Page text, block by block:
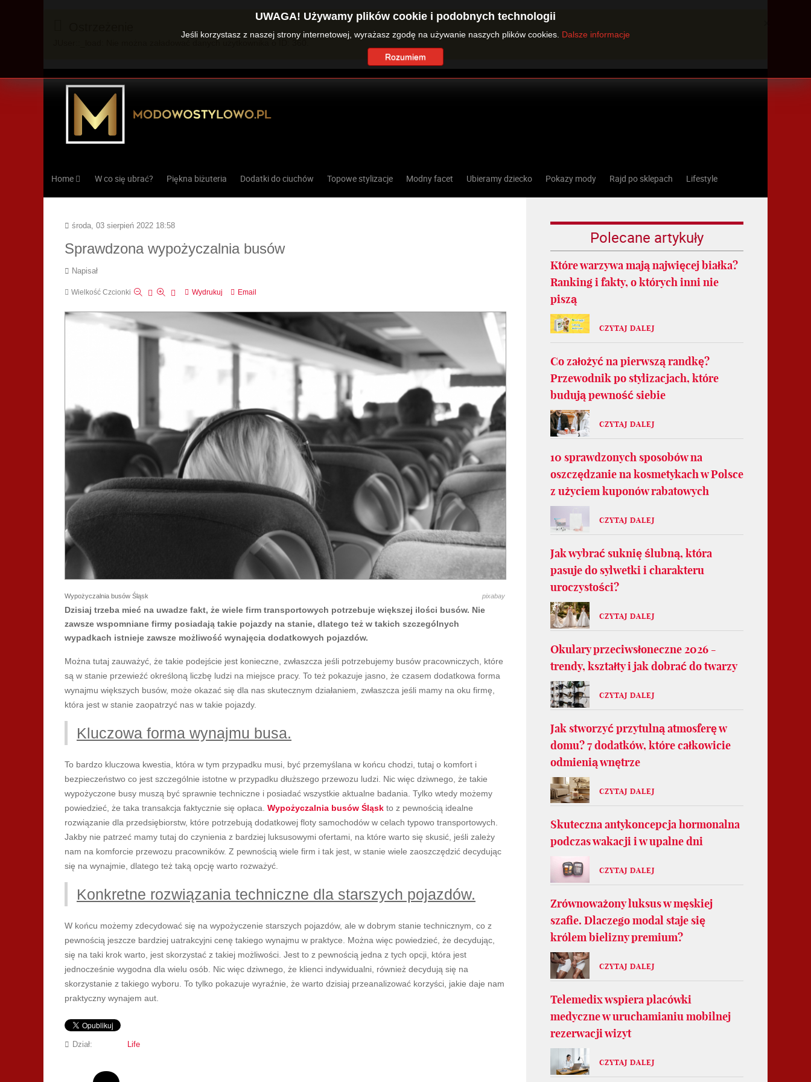
Home W co się ubrać? Piękna biżuteria Dodatki do ciuchów Topowe stylizacje Modny facet Ubieramy dziecko Pokazy mody Rajd po sklepach Lifestyle
środa, 03 sierpień 2022 18:58
Sprawdzona wypożyczalnia busów
Napisał
Wielkość Czcionki Wydrukuj Email
Wypożyczalnia busów Śląsk pixabay
Dzisiaj trzeba mieć na uwadze fakt, że wiele firm transportowych potrzebuje większej ilości busów. Nie
zawsze wspomniane firmy posiadają takie pojazdy na stanie, dlatego też w takich szczególnych
wypadkach istnieje zawsze możliwość wynajęcia dodatkowych pojazdów.
Można tutaj zauważyć, że takie podejście jest konieczne, zwłaszcza jeśli potrzebujemy busów pracowniczych, które
są w stanie przewieźć określoną liczbę ludzi na miejsce pracy. To też pokazuje jasno, że czasem dodatkowa forma
wynajmu większych busów, może okazać się dla nas skutecznym działaniem, zwłaszcza jeśli mamy na oku firmę,
która jest w stanie zaopatrzyć nas w takie pojazdy.
Kluczowa forma wynajmu busa.
To bardzo kluczowa kwestia, która w tym przypadku musi, być przemyślana w końcu chodzi, tutaj o komfort i
bezpieczeństwo co jest szczególnie istotne w przypadku dłuższego przewozu ludzi. Nic więc dziwnego, że takie
wypożyczone busy muszą być sprawnie techniczne i posiadać wszystkie aktualne badania. Tylko wtedy możemy
powiedzieć, że taka transakcja faktycznie się opłaca. Wypożyczalnia busów Śląsk to z pewnością idealne
rozwiązanie dla przedsiębiorstw, które potrzebują dodatkowej floty samochodów w celach typowo transportowych.
Jakby nie patrzeć mamy tutaj do czynienia z bardziej luksusowymi ofertami, na które warto się skusić, jeśli zależy
nam na komforcie przewozu pracowników. Z pewnością wiele firm i tak jest, w stanie wiele zaoszczędzić decydując
się na wynajmie, dlatego też taką opcję warto rozważyć.
Konkretne rozwiązania techniczne dla starszych pojazdów.
W końcu możemy zdecydować się na wypożyczenie starszych pojazdów, ale w dobrym stanie technicznym, co z
pewnością jeszcze bardziej uatrakcyjni cenę takiego wynajmu w praktyce. Można więc powiedzieć, że decydując,
się na taki krok warto, jest skorzystać z takiej możliwości. Jest to z pewnością jedna z tych opcji, która jest
jednocześnie wygodna dla wielu osób. Nic więc dziwnego, że klienci indywidualni, również decydują się na
skorzystanie z takiego wyboru. To tylko pokazuje wyraźnie, że warto dzisiaj przeanalizować korzyści, jakie daje nam
praktyczny wynajem aut.
Dział: Life
Polecane artykuły
Które warzywa mają najwięcej białka?
Ranking i fakty, o których inni nie
piszą
CZYTAJ DALEJ
Co założyć na pierwszą randkę?
Przewodnik po stylizacjach, które
budują pewność siebie
CZYTAJ DALEJ
10 sprawdzonych sposobów na
oszczędzanie na kosmetykach w Polsce
z użyciem kuponów rabatowych
CZYTAJ DALEJ
Jak wybrać suknię ślubną, która
pasuje do sylwetki i charakteru
uroczystości?
CZYTAJ DALEJ
Okulary przeciwsłoneczne 2026 -
trendy, kształty i jak dobrać do twarzy
CZYTAJ DALEJ
Jak stworzyć przytulną atmosferę w
domu? 7 dodatków, które całkowicie
odmienią wnętrze
CZYTAJ DALEJ
Skuteczna antykoncepcja hormonalna
podczas wakacji i w upalne dni
CZYTAJ DALEJ
Zrównoważony luksus w męskiej
szafie. Dlaczego modal staje się
królem bielizny premium?
CZYTAJ DALEJ
Telemedix wspiera placówki
medyczne w uruchamianiu mobilnej
rezerwacji wizyt
CZYTAJ DALEJ
UWAGA! Używamy plików cookie i podobnych technologii
Jeśli korzystasz z naszej strony internetowej, wyrażasz zgodę na używanie naszych plików cookies. Dalsze informacje
Rozumiem